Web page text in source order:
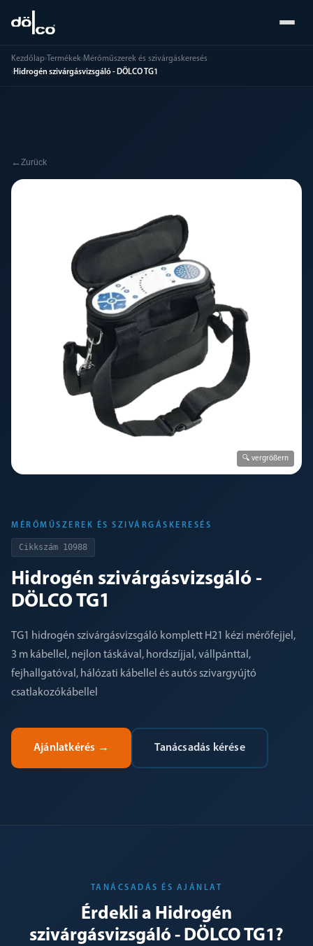
Kezdőlap› Termékek›Mérőműszerek és szivárgáskeresés
›Hidrogén szivárgásvizsgáló - DÖLCO TG1
← Zurück
🔍 vergrößern
MÉRŐMŰSZEREK ÉS SZIVÁRGÁSKERESÉS
Cikkszám 10988
Hidrogén szivárgásvizsgáló -
DÖLCO TG1
TG1 hidrogén szivárgásvizsgáló komplett H21 kézi mérőfejjel,
3 m kábellel, nejlon táskával, hordszíjjal, vállpánttal,
fejhallgatóval, hálózati kábellel és autós szivargyújtó
csatlakozókábellel
Ajánlatkérés → Tanácsadás kérése
TANÁCSADÁS ÉS AJÁNLAT
Érdekli a Hidrogén
szivárgásvizsgáló - DÖLCO TG1?